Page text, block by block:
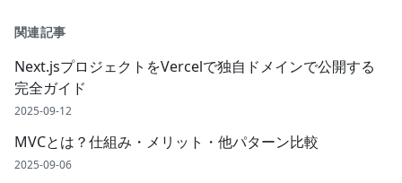
関連記事
Next.jsプロジェクトをVercelで独自ドメインで公開する
完全ガイド
2025-09-12
MVCとは？仕組み・メリット・他パターン比較
2025-09-06